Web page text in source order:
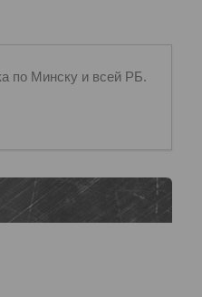
по Минску и всей РБ.